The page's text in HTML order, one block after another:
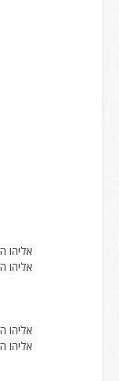
אליהו
אליהו
אליהו
אליהו